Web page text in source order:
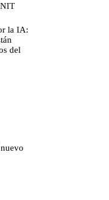
la IA:
del